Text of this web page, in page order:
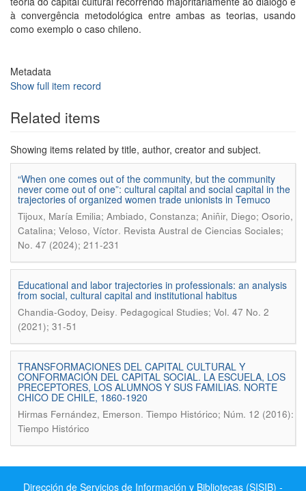
à convergência metodológica entre ambas as teorias, usando
como exemplo o caso chileno.
Metadata
Show full item record
Related items
Showing items related by title, author, creator and subject.
“When one comes out of the community, but the community
never come out of one”: cultural capital and social capital in the
trajectories of organized women trade unionists in Temuco
Tijoux, María Emilia; Ambiado, Constanza; Aniñir, Diego; Osorio,
Catalina; Veloso, Víctor. Revista Austral de Ciencias Sociales;
No. 47 (2024); 211-231
Educational and labor trajectories in professionals: an analysis
from social, cultural capital and institutional habitus
Chandia-Godoy, Deisy. Pedagogical Studies; Vol. 47 No. 2
(2021); 31-51
TRANSFORMACIONES DEL CAPITAL CULTURAL Y
CONFORMACIÓN DEL CAPITAL SOCIAL. LA ESCUELA, LOS
PRECEPTORES, LOS ALUMNOS Y SUS FAMILIAS. NORTE
CHICO DE CHILE, 1860-1920
Hirmas Fernández, Emerson. Tiempo Histórico; Núm. 12 (2016):
Tiempo Histórico
Dirección de Servicios de Información y Bibliotecas (SISIB) -